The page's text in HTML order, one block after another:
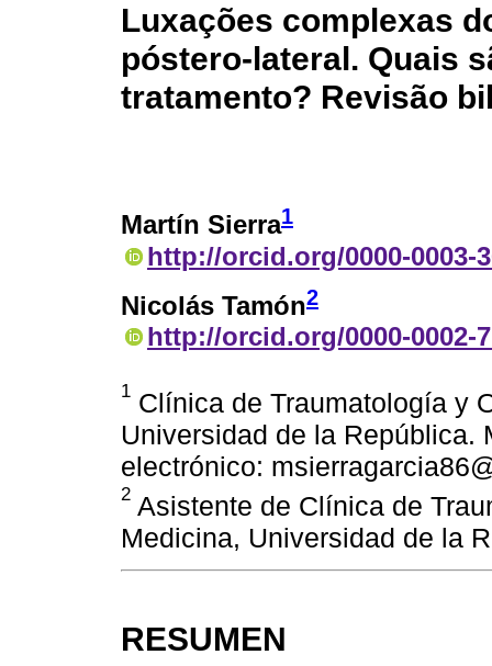
Luxações complexas
póstero-lateral. Quais
tratamento? Revisão
Martín Sierra1
http://orcid.org/0000-0003-
Nicolás Tamón2
http://orcid.org/0000-0002-
1 Clínica de Traumatología y
Universidad de la República.
electrónico:
2 Asistente de Clínica de
Medicina, Universidad de la
RESUMEN